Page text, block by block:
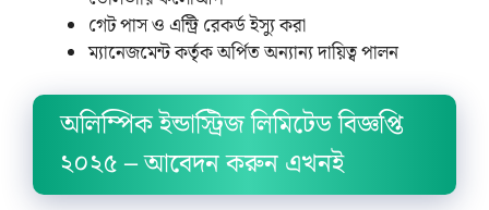
গেট পাস ও এন্ট্রি রেকর্ড ইস্যু করা
ম্যানেজমেন্ট কর্তৃক অর্পিত অন্যান্য দায়িত্ব পালন
অলিম্পিক ইন্ডাস্ট্রিজ লিমিটেড বিজ্ঞপ্তি
২০২৫ – আবেদন করুন এখনই